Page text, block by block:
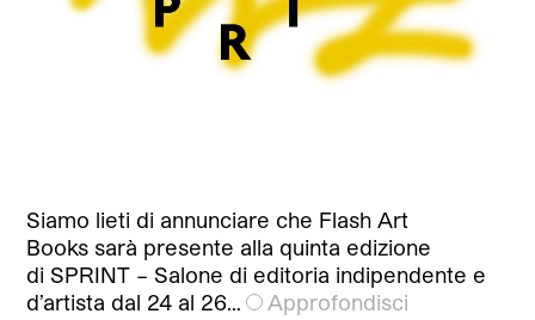
Siamo lieti di annunciare che Flash Art
Books sarà presente alla quinta edizione
di SPRINT – Salone di editoria indipendente e
d’artista dal 24 al 26…
Approfondisci